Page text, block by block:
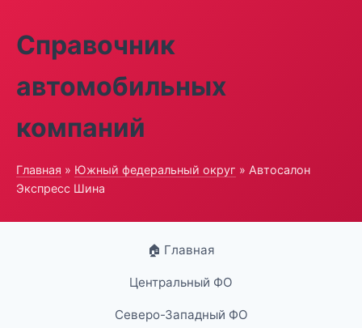
Справочник
автомобильных
компаний
Главная » Южный федеральный округ » Автосалон
Экспресс Шина
🏠 Главная
Центральный ФО
Северо-Западный ФО